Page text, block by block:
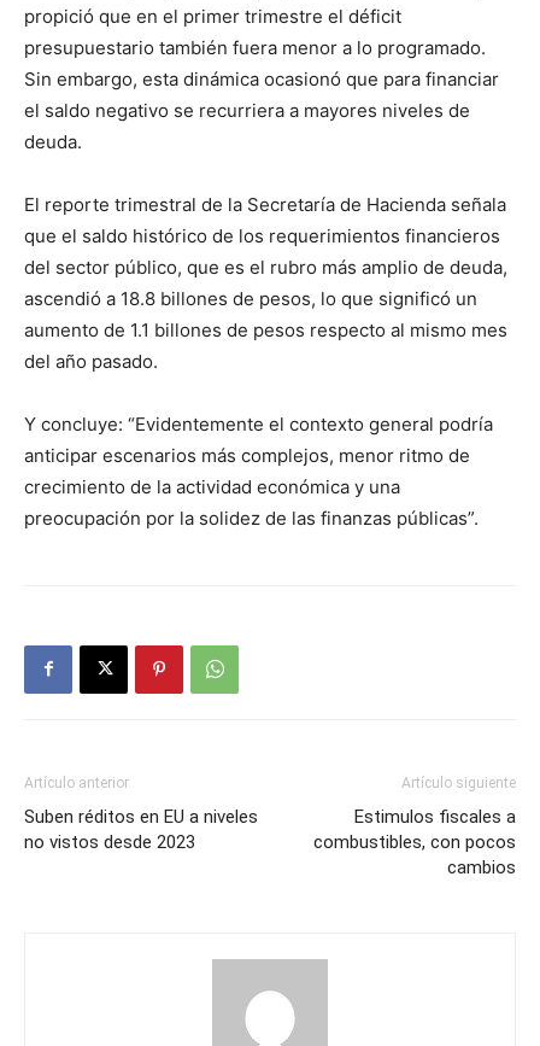
propició que en el primer trimestre el déficit
presupuestario también fuera menor a lo programado.
Sin embargo, esta dinámica ocasionó que para financiar
el saldo negativo se recurriera a mayores niveles de
deuda.
El reporte trimestral de la Secretaría de Hacienda señala
que el saldo histórico de los requerimientos financieros
del sector público, que es el rubro más amplio de deuda,
ascendió a 18.8 billones de pesos, lo que significó un
aumento de 1.1 billones de pesos respecto al mismo mes
del año pasado.
Y concluye: “Evidentemente el contexto general podría
anticipar escenarios más complejos, menor ritmo de
crecimiento de la actividad económica y una
preocupación por la solidez de las finanzas públicas”.
Artículo anterior
Suben réditos en EU a niveles
no vistos desde 2023
Artículo siguiente
Estimulos fiscales a
combustibles, con pocos
cambios